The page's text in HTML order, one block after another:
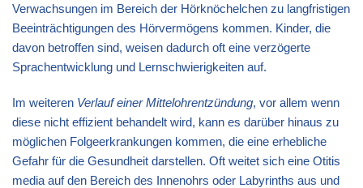
Verwachsungen im Bereich der Hörknöchelchen zu langfristigen
Beeinträchtigungen des Hörvermögens kommen. Kinder, die
davon betroffen sind, weisen dadurch oft eine verzögerte
Sprachentwicklung und Lernschwierigkeiten auf.
Im weiteren Verlauf einer Mittelohrentzündung, vor allem wenn
diese nicht effizient behandelt wird, kann es darüber hinaus zu
möglichen Folgeerkrankungen kommen, die eine erhebliche
Gefahr für die Gesundheit darstellen. Oft weitet sich eine Otitis
media auf den Bereich des Innenohrs oder Labyrinths aus und